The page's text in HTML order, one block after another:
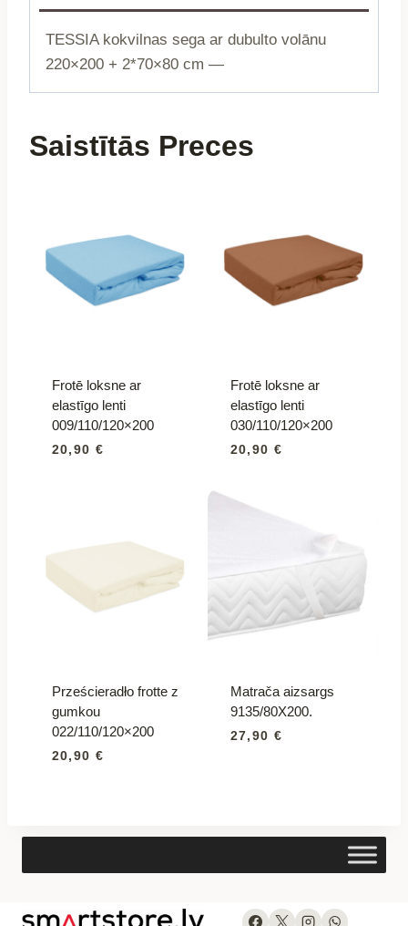
220x200
+
2*70x80
768385
daudzums
TESSIA kokvilnas sega ar dubulto volānu
220×200 + 2*70×80 cm —
Saistītās Preces
Frotē loksne ar
elastīgo lenti
009/110/120×200
20,90 €
Frotē loksne ar
elastīgo lenti
030/110/120×200
20,90 €
Prześcieradło frotte z
gumkou
022/110/120×200
20,90 €
Matrača aizsargs
9135/80X200.
27,90 €